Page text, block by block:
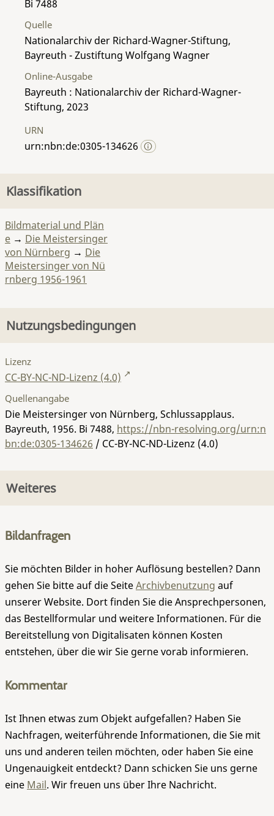
Bi 7488
Quelle
Nationalarchiv der Richard-Wagner-Stiftung,
Bayreuth - Zustiftung Wolfgang Wagner
Online-Ausgabe
Bayreuth : Nationalarchiv der Richard-Wagner-
Stiftung, 2023
URN
urn:nbn:de:0305-134626
Klassifikation
Bildmaterial und Plän
e → Die Meistersinger
von Nürnberg → Die
Meistersinger von Nü
rnberg 1956-1961
Nutzungsbedingungen
Lizenz
CC-BY-NC-ND-Lizenz (4.0)
Quellenangabe
Die Meistersinger von Nürnberg, Schlussapplaus.
Bayreuth, 1956. Bi 7488, https://nbn-resolving.org/urn:n
bn:de:0305-134626 / CC-BY-NC-ND-Lizenz (4.0)
Weiteres
Bildanfragen
Sie möchten Bilder in hoher Auflösung bestellen? Dann
gehen Sie bitte auf die SeiteArchivbenutzung auf
unserer Website. Dort finden Sie die Ansprechpersonen,
das Bestellformular und weitere Informationen. Für die
Bereitstellung von Digitalisaten können Kosten
entstehen, über die wir Sie gerne vorab informieren.
Kommentar
Ist Ihnen etwas zum Objekt aufgefallen? Haben Sie
Nachfragen, weiterführende Informationen, die Sie mit
uns und anderen teilen möchten, oder haben Sie eine
Ungenauigkeit entdeckt? Dann schicken Sie uns gerne
eine Mail. Wir freuen uns über Ihre Nachricht.